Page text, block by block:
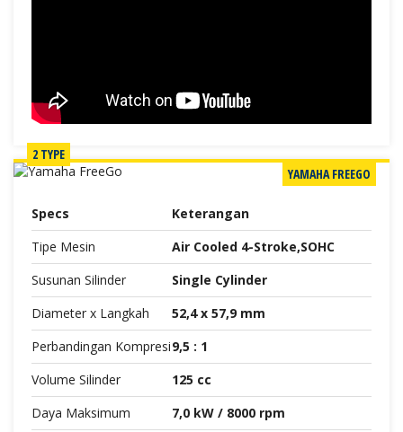
YAMAHA FREEGO
2 TYPE
Specs
Keterangan
Tipe Mesin
Air Cooled 4-Stroke,SOHC
Susunan Silinder
Single Cylinder
Diameter x Langkah
52,4 x 57,9 mm
Perbandingan Kompresi9,5 : 1
Volume Silinder
125 cc
Daya Maksimum
7,0 kW / 8000 rpm